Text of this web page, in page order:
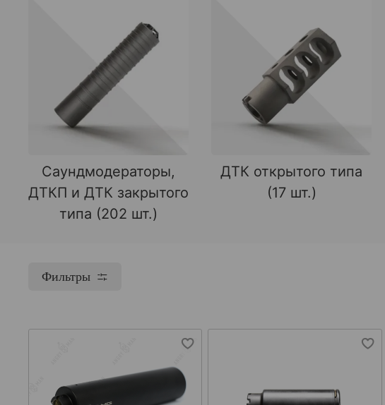
Саундмодераторы,
ДТКП и ДТК закрытого
типа (202 шт.)
ДТК открытого типа
(17 шт.)
Фильтры